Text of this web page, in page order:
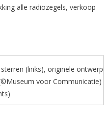
alle radiozegels, verkoop
(links), originele ontwerp
voor Communicatie)